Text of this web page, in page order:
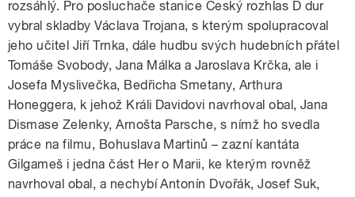
rozsáhlý. Pro posluchače stanice Český rozhlas D dur
vybral skladby Václava Trojana, s kterým spolupracoval
jeho učitel Jiří Trnka, dále hudbu svých hudebních přátel
Tomáše Svobody, Jana Málka a Jaroslava Krčka, ale i
Josefa Myslivečka, Bedřicha Smetany, Arthura
Honeggera, k jehož Králi Davidovi navrhoval obal, Jana
Dismase Zelenky, Arnošta Parsche, s nímž ho svedla
práce na filmu, Bohuslava Martinů – zazní kantáta
Gilgameš i jedna část Her o Marii, ke kterým rovněž
navrhoval obal, a nechybí Antonín Dvořák, Josef Suk,